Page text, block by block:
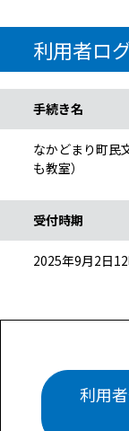
利用者ロ
手続き名
なかどまり町民
も教室）
受付時期
2025年9月2日
利用